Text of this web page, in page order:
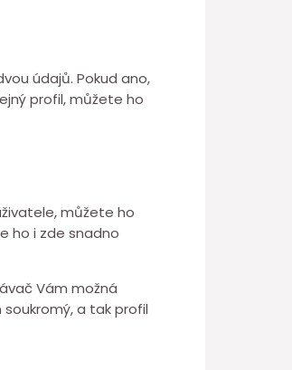
údajů. Pokud ano,
profil, můžete ho
můžete ho
ho i zde snadno
Vám možná
a tak profil